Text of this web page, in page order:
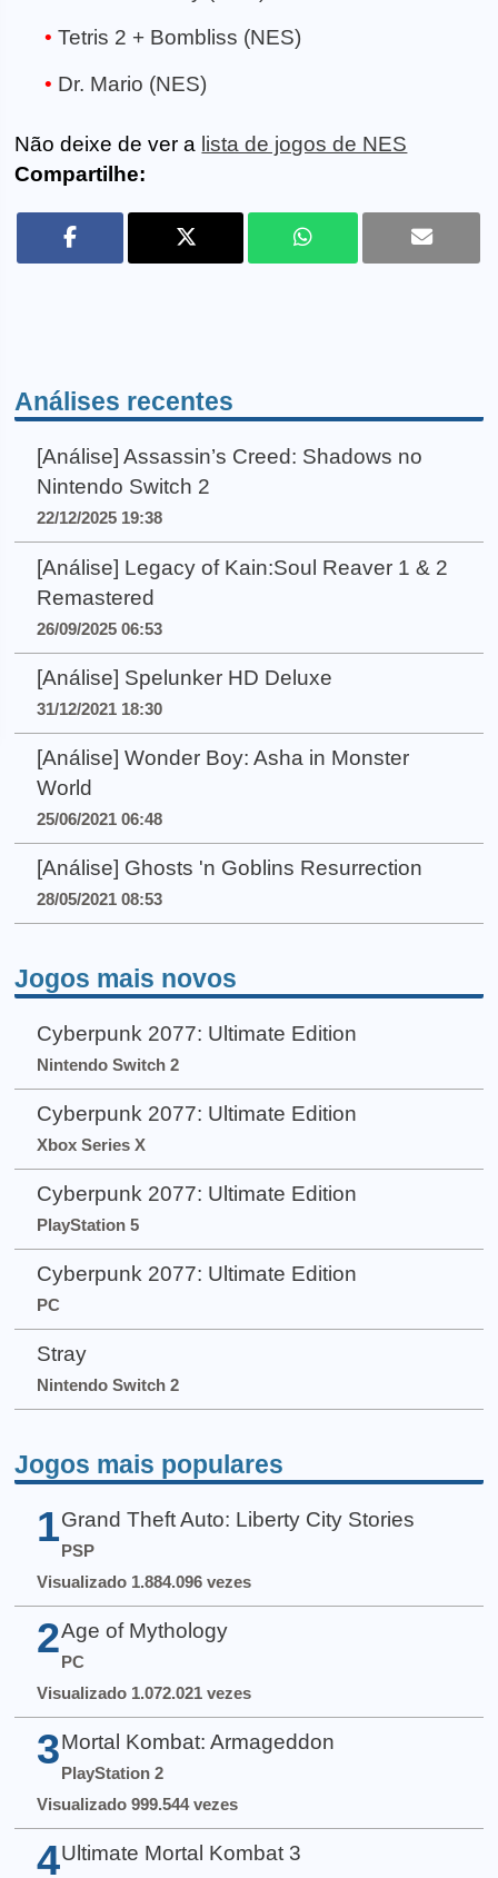
Tetris 2 + Bombliss (NES)
Dr. Mario (NES)
Não deixe de ver a lista de jogos de NES
Compartilhe:
Análises recentes
[Análise] Assassin’s Creed: Shadows no
Nintendo Switch 2
22/12/2025 19:38
[Análise] Legacy of Kain:Soul Reaver 1 & 2
Remastered
26/09/2025 06:53
[Análise] Spelunker HD Deluxe
31/12/2021 18:30
[Análise] Wonder Boy: Asha in Monster
World
25/06/2021 06:48
[Análise] Ghosts 'n Goblins Resurrection
28/05/2021 08:53
Jogos mais novos
Cyberpunk 2077: Ultimate Edition
Nintendo Switch 2
Cyberpunk 2077: Ultimate Edition
Xbox Series X
Cyberpunk 2077: Ultimate Edition
PlayStation 5
Cyberpunk 2077: Ultimate Edition
PC
Stray
Nintendo Switch 2
Jogos mais populares
1 Grand Theft Auto: Liberty City Stories
PSP
Visualizado 1.884.096 vezes
2 Age of Mythology
PC
Visualizado 1.072.021 vezes
3 Mortal Kombat: Armageddon
PlayStation 2
Visualizado 999.544 vezes
4 Ultimate Mortal Kombat 3